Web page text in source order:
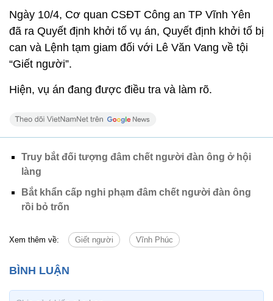
Ngày 10/4, Cơ quan CSĐT Công an TP Vĩnh Yên
đã ra Quyết định khởi tố vụ án, Quyết định khởi tố bị
can và Lệnh tạm giam đối với Lê Văn Vang về tội
“Giết người”.
Hiện, vụ án đang được điều tra và làm rõ.
Truy bắt đối tượng đâm chết người đàn ông ở hội
làng
Bắt khẩn cấp nghi phạm đâm chết người đàn ông
rồi bỏ trốn
Xem thêm về: Giết người Vĩnh Phúc